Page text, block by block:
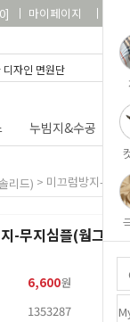
0] 마이페이지
누빔지&수공
리드) > 미끄럼방지-무지
-무지심플(웜그레
6,600원
1353287